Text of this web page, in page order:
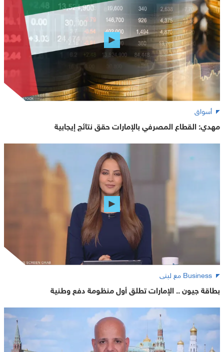
أسواق
مهدي: القطاع المصرفي بالإمارات حقق نتائج إيجابية
Business مع لبنى
بطاقة جيون .. الإمارات تطلق أول منظومة دفع وطنية